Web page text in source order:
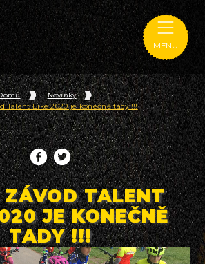
MENU
Novinky
Talent Bike 2020 je konečně tady !!!
ZÁVOD TALENT
JE KONEČNĚ
TADY !!!